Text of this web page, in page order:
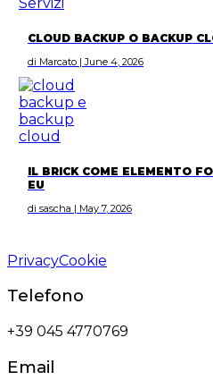
CLOUD BACKUP O BACKUP
di Marcato | June 4, 2026
IL BRICK COME ELEMENTO
EU
di sascha | May 7, 2026
PrivacyCookie
Telefono
+39 045 4770769
Email